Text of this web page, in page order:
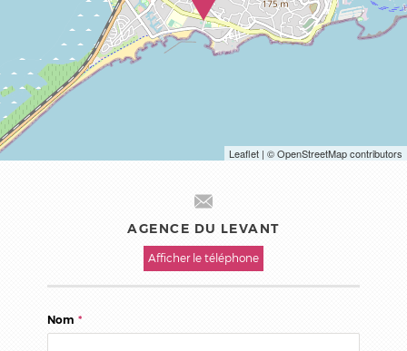
Leaflet | © OpenStreetMap contributors
AGENCE DU LEVANT
Afficher le téléphone
Nom *